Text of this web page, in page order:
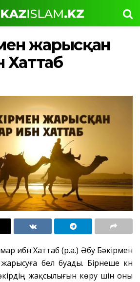
жарысқан
Хаттаб
ибн Хаттаб (р.а.) Әбу Бәкірмен
бел буады. Бірнеше күн
жақсылығын көру үшін оны